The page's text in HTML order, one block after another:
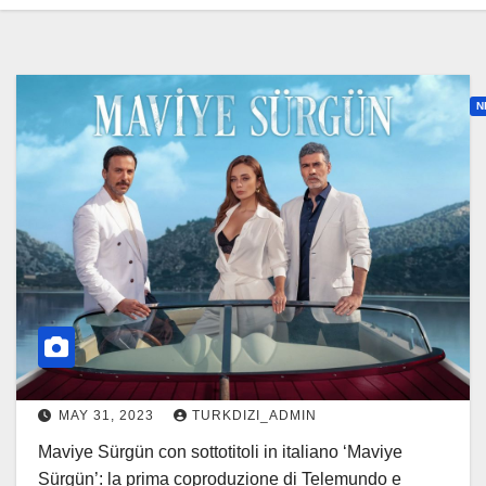
MAY 31, 2023 TURKDIZI_ADMIN
Maviye Sürgün con sottotitoli in italiano ‘Maviye
Sürgün’: la prima coproduzione di Telemundo e